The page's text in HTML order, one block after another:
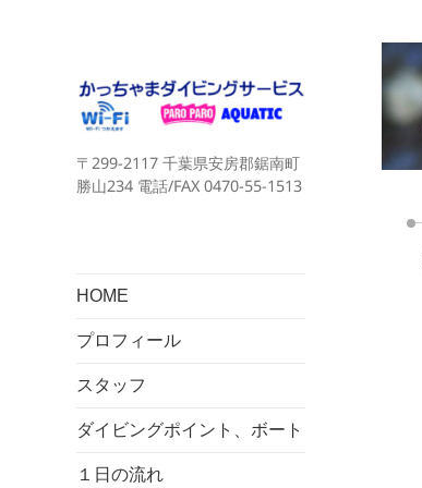
〒299-2117 千葉県安房郡鋸南町
勝山234 電話/FAX 0470-55-1513
HOME
プロフィール
スタッフ
ダイビングポイント、ボート
１日の流れ